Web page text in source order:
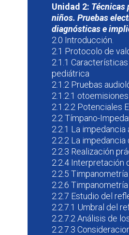
Unidad 2: Técnicas
niños. Pruebas
diagnósticas e
2.0 Introducción.
2.1 Protocolo de
2.1.1
pediátrica
2.1.2 Pruebas
2.1.2.1
2.1.2.2 Potenciales
2.2 Tímpano-
2.2.1 La impedancia
2.2.2 La impedancia
2.2.3 Realización
2.2.4 Interpretación
2.2.5
2.2.6
2.2.7 Estudio del
2.2.7.1 Umbral del
2.2.7.2 Análisis de
2.2.7.3